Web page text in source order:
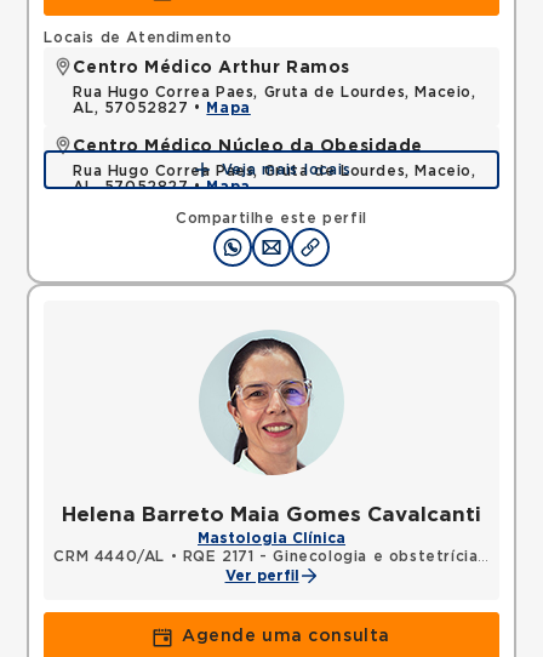
Compartilhe este perfil
Locais de Atendimento
Centro Médico Arthur Ramos
Rua Hugo Correa Paes, Gruta de Lourdes, Maceio,
AL, 57052827 •
Mapa
Centro Médico Núcleo da Obesidade
Rua Hugo Correa Paes, Gruta de Lourdes, Maceio,
AL, 57052827 •Mapa
Veja mais locais
Helena Barreto Maia Gomes Cavalcanti
Mastologia Clínica
CRM 4440/AL • RQE 2171 - Ginecologia e obstetrícia
Ver perfil
Agende uma consulta